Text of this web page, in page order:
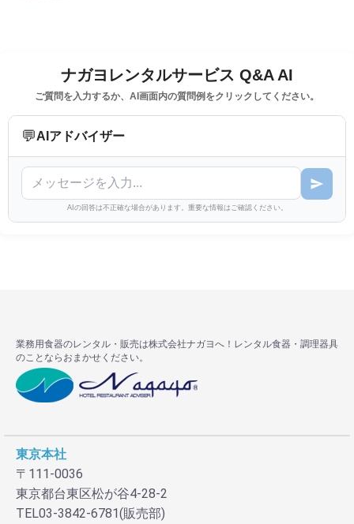
ナガヨレンタルサービス Q&A AI
ご質問を入力するか、AI画面内の質問例をクリックしてください。
💬AIアドバイザー
AIの回答は不正確な場合があります。重要な情報はご確認ください。
業務用食器のレンタル・販売は株式会社ナガヨへ！レンタル食器・調理器具
のことならおまかせください。
東京本社
〒111-0036
東京都台東区松が谷4-28-2
TEL03-3842-6781(販売部)